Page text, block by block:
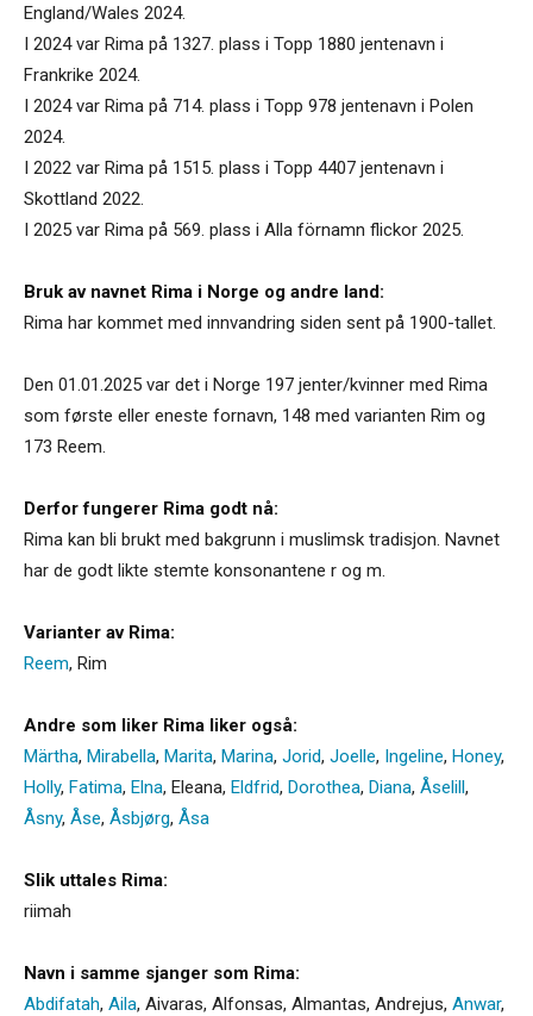
England/Wales 2024.
I 2024 var Rima på 1327. plass i Topp 1880 jentenavn i
Frankrike 2024.
I 2024 var Rima på 714. plass i Topp 978 jentenavn i Polen
2024.
I 2022 var Rima på 1515. plass i Topp 4407 jentenavn i
Skottland 2022.
I 2025 var Rima på 569. plass i Alla förnamn flickor 2025.
Bruk av navnet Rima i Norge og andre land:
Rima har kommet med innvandring siden sent på 1900-tallet.
Den 01.01.2025 var det i Norge 197 jenter/kvinner med Rima
som første eller eneste fornavn, 148 med varianten Rim og
173 Reem.
Derfor fungerer Rima godt nå:
Rima kan bli brukt med bakgrunn i muslimsk tradisjon. Navnet
har de godt likte stemte konsonantene r og m.
Varianter av Rima:
Reem, Rim
Andre som liker Rima liker også:
Märtha, Mirabella, Marita, Marina, Jorid, Joelle, Ingeline, Honey,
Holly, Fatima, Elna, Eleana, Eldfrid, Dorothea, Diana, Åselill,
Åsny, Åse, Åsbjørg, Åsa
Slik uttales Rima:
riimah
Navn i samme sjanger som Rima:
Abdifatah, Aila, Aivaras, Alfonsas, Almantas, Andrejus, Anwar,